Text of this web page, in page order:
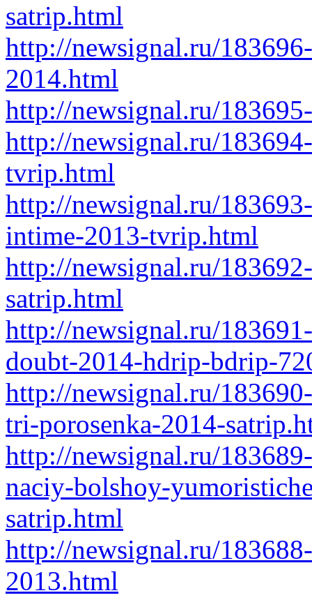
satrip.html
http://newsignal.ru/
2014.html
http://newsignal.ru/
http://newsignal.ru/
tvrip.html
http://newsignal.ru/
intime-2013-tvrip.html
http://newsignal.ru/
satrip.html
http://newsignal.ru/
doubt-2014-hdrip-bdrip-
http://newsignal.ru/
tri-porosenka-2014-
http://newsignal.ru/
naciy-bolshoy-
satrip.html
http://newsignal.ru/
2013.html